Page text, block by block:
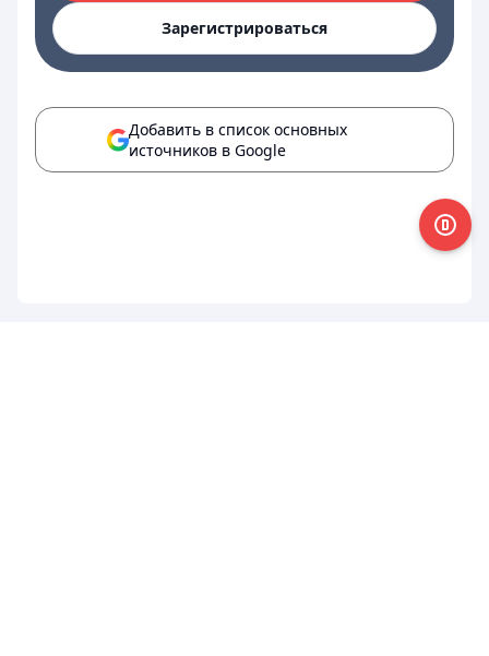
Зарегистрироваться
Добавить в список основных
источников в Google